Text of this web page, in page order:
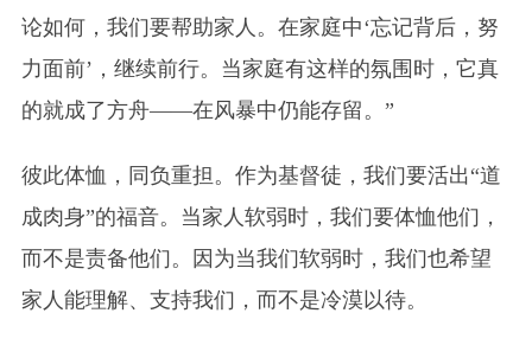
论如何，我们要帮助家人。在家庭中‘忘记背后，努
力面前’，继续前行。当家庭有这样的氛围时，它真
的就成了方舟——在风暴中仍能存留。”
彼此体恤，同负重担。作为基督徒，我们要活出“道
成肉身”的福音。当家人软弱时，我们要体恤他们，
而不是责备他们。因为当我们软弱时，我们也希望
家人能理解、支持我们，而不是冷漠以待。